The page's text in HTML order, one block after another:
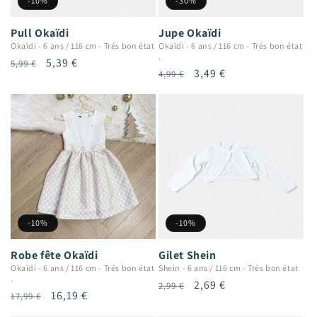
Pull Okaïdi
Okaïdi -6 ans / 116 cm - Trés bon état
Prix
5,99 €
Prix
5,39 €
Jupe Okaïdi
Okaïdi -6 ans / 116 cm - Trés bon état
Prix
4,99 €
Prix
3,49 €
-10%
Robe fête Okaïdi
Okaïdi -6 ans / 116 cm - Trés bon état
Prix
17,99 €
Prix
16,19 €
-10%
Gilet Shein
Shein - 6 ans / 116 cm -Trés bon état
Prix
2,99 €
Prix
2,69 €